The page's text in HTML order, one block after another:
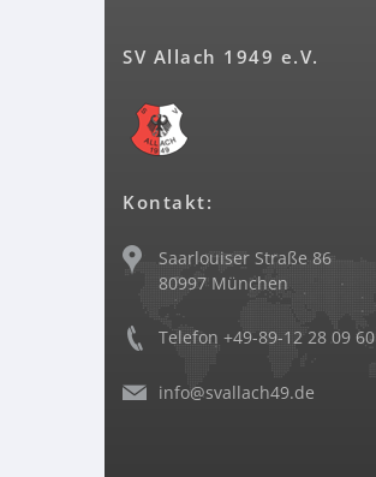
SV Allach 1949 e.V.
Kontakt:
Saarlouiser Straße 86
80997 München
Telefon +49-89-12 28 09 60
info@svallach49.de